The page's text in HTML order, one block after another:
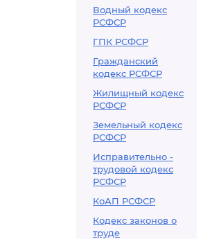
Водный кодекс
РСФСР
ГПК РСФСР
Гражданский
кодекс РСФСР
Жилищный кодекс
РСФСР
Земельный кодекс
РСФСР
Исправительно -
трудовой кодекс
РСФСР
КоАП РСФСР
Кодекс законов о
труде